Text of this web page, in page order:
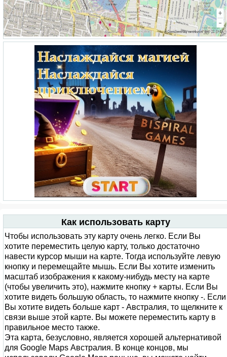
Как использовать карту
Чтобы использовать эту карту очень легко. Если Вы
хотите переместить целую карту, только достаточно
навести курсор мыши на карте. Тогда используйте левую
кнопку и перемещайте мышь. Если Вы хотите изменить
масштаб изображения к какому-нибудь месту на карте
(чтобы увеличить это), нажмите кнопку + карты. Если Вы
хотите видеть большую область, то нажмите кнопку -. Если
Вы хотите видеть больше карт - Австралия, то щелкните к
связи выше этой карте. Вы можете переместить карту в
правильное место также.
Эта карта, безусловно, является хорошей альтернативой
для Google Maps Австралия. В конце концов, мы